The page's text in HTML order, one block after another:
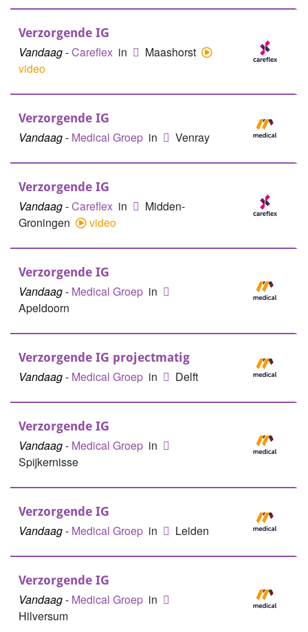
Verzorgende IG
Vandaag-Careflex in
Maashorst
video
Verzorgende IG
Vandaag- Medical Groep in Venray
Verzorgende IG
Vandaag-Careflex in
Midden-
Groningen
video
Verzorgende IG
Vandaag- Medical Groep in
Apeldoorn
Verzorgende IG projectmatig
Vandaag- Medical Groep in Delft
Verzorgende IG
Vandaag- Medical Groep in
Spijkernisse
Verzorgende IG
Vandaag- Medical Groep in Leiden
Verzorgende IG
Vandaag- Medical Groep in
Hilversum